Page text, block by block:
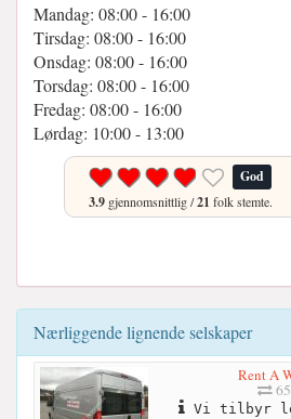
Mandag: 08:00 - 16:00
Tirsdag: 08:00 - 16:00
Onsdag: 08:00 - 16:00
Torsdag: 08:00 - 16:00
Fredag: 08:00 - 16:00
Lørdag: 10:00 - 13:00
God
3.9 gjennomsnittlig /21 folk stemte.
Nærliggende lignende selskaper
Rent A
Vi tilbyr